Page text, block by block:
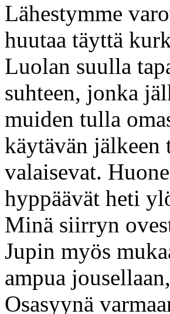
Lähestymme
huutaa täyttä
Luolan suulla
suhteen, jonka
muiden tulla
käytävän jälkeen
valaisevat.
hyppäävät heti
Minä siirryn
Jupin myös
ampua
Osasyynä